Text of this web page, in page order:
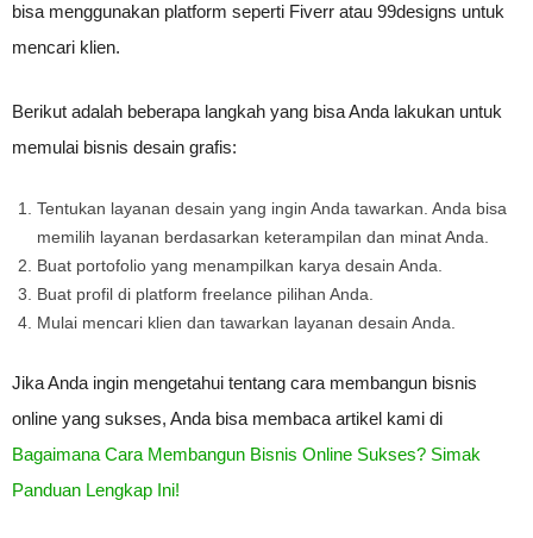
bisa menggunakan platform seperti Fiverr atau 99designs untuk
mencari klien.
Berikut adalah beberapa langkah yang bisa Anda lakukan untuk
memulai bisnis desain grafis:
Tentukan layanan desain yang ingin Anda tawarkan. Anda bisa
memilih layanan berdasarkan keterampilan dan minat Anda.
Buat portofolio yang menampilkan karya desain Anda.
Buat profil di platform freelance pilihan Anda.
Mulai mencari klien dan tawarkan layanan desain Anda.
Jika Anda ingin mengetahui tentang cara membangun bisnis
online yang sukses, Anda bisa membaca artikel kami di
Bagaimana Cara Membangun Bisnis Online Sukses? Simak
Panduan Lengkap Ini!